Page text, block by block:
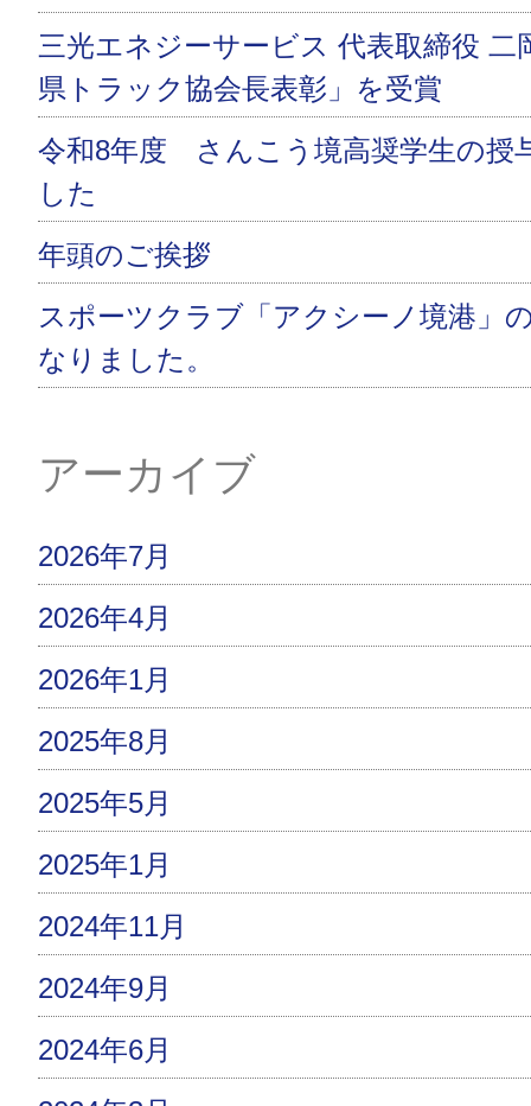
三光エネジーサービス 代表取締役 二
県トラック協会長表彰」を受賞
令和8年度 さんこう境高奨学生の授
した
年頭のご挨拶
スポーツクラブ「アクシーノ境港」
なりました。
アーカイブ
2026年7月
2026年4月
2026年1月
2025年8月
2025年5月
2025年1月
2024年11月
2024年9月
2024年6月